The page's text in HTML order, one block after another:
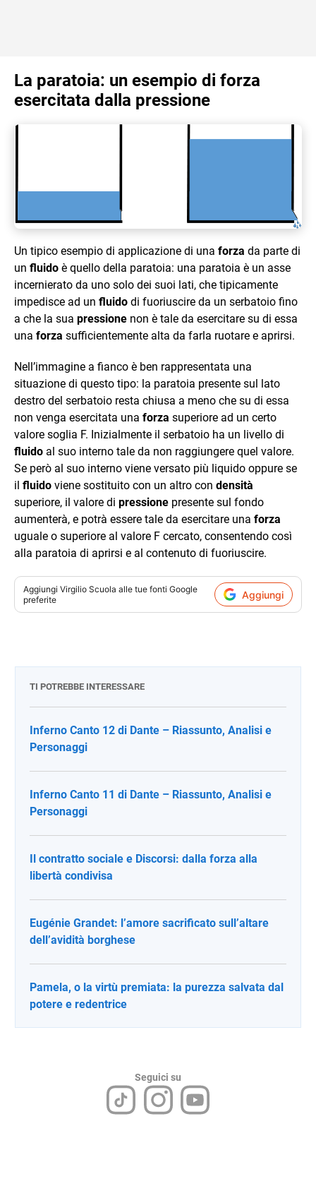
La paratoia: un esempio di forza
esercitata dalla pressione
Un tipico esempio di applicazione di una forza da parte di
un fluido è quello della paratoia: una paratoia è un asse
incernierato da uno solo dei suoi lati, che tipicamente
impedisce ad un fluido di fuoriuscire da un serbatoio fino
a che la sua pressione non è tale da esercitare su di essa
una forza sufficientemente alta da farla ruotare e aprirsi.
Nell’immagine a fianco è ben rappresentata una
situazione di questo tipo: la paratoia presente sul lato
destro del serbatoio resta chiusa a meno che su di essa
non venga esercitata una forza superiore ad un certo
valore soglia F. Inizialmente il serbatoio ha un livello di
fluido al suo interno tale da non raggiungere quel valore.
Se però al suo interno viene versato più liquido oppure se
il fluido viene sostituito con un altro con densità
superiore, il valore di pressione presente sul fondo
aumenterà, e potrà essere tale da esercitare una forza
uguale o superiore al valore F cercato, consentendo così
alla paratoia di aprirsi e al contenuto di fuoriuscire.
Aggiungi Virgilio Scuola alle tue fonti Google
preferite
Aggiungi
TI POTREBBE INTERESSARE
Inferno Canto 12 di Dante – Riassunto, Analisi e
Personaggi
Inferno Canto 11 di Dante – Riassunto, Analisi e
Personaggi
Il contratto sociale e Discorsi: dalla forza alla
libertà condivisa
Eugénie Grandet: l’amore sacrificato sull’altare
dell’avidità borghese
Pamela, o la virtù premiata: la purezza salvata dal
potere e redentrice
Seguici su